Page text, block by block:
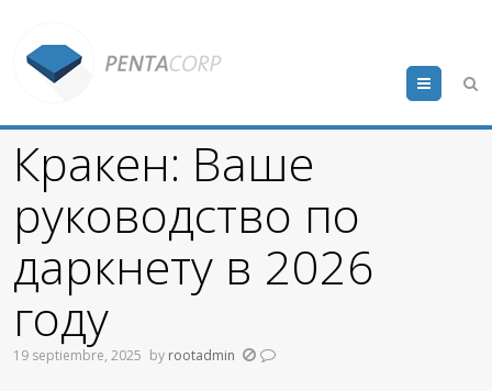
Menu
Кракен: Ваше
руководство по
даркнету в 2026
году
19 septiembre, 2025 by rootadmin